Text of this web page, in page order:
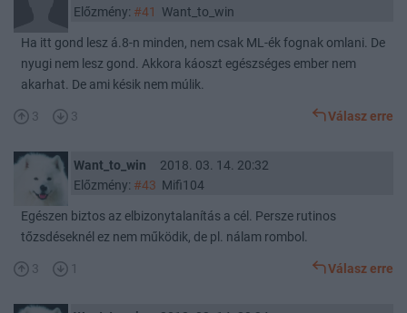
Előzmény: #41 Want_to_win
Ha itt gond lesz á.8-n minden, nem csak ML-ék fognak omlani. De
nyugi nem lesz gond. Akkora káoszt egészséges ember nem
akarhat. De ami késik nem múlik.
3 3 Válasz erre
Want_to_win
2018. 03. 14. 20:32
Előzmény: #43 Mifi104
Egészen biztos az elbizonytalanítás a cél. Persze rutinos
tőzsdéseknél ez nem működik, de pl. nálam rombol.
3 1 Válasz erre